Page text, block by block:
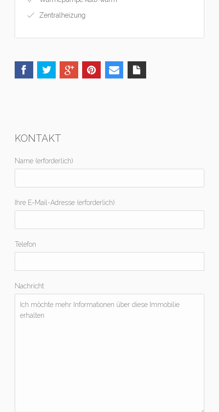
Zentralheizung
KONTAKT
Name (erforderlich)
Ihre E-Mail-Adresse (erforderlich)
Telefon
Nachricht